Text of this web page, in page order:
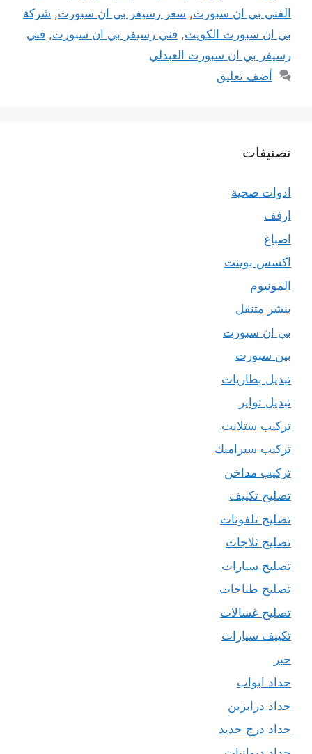
الفني بي ان سبورت, سعر رسيفر بي ان سبورت, شركة
بي ان سبورت الكويت, فني رسيفر بي ان سبورت, فني
رسيفر بي ان سبورت العبدلي
أضف تعليق
تصنيفات
ادوات صحية
ارفف
اصباغ
اكسس بوينت
المونيوم
بنشر متنقل
بي ان سبورت
بين سبورت
تبديل بطاريات
تبديل تواير
تركيب ستلايت
تركيب سيراميك
تركيب مداخن
تصليح تكييف
تصليح تلفونات
تصليح ثلاجات
تصليح سيارات
تصليح طباخات
تصليح غسالات
تكييف سيارات
حبر
حداد ابواب
حداد درابزين
حداد درج حديد